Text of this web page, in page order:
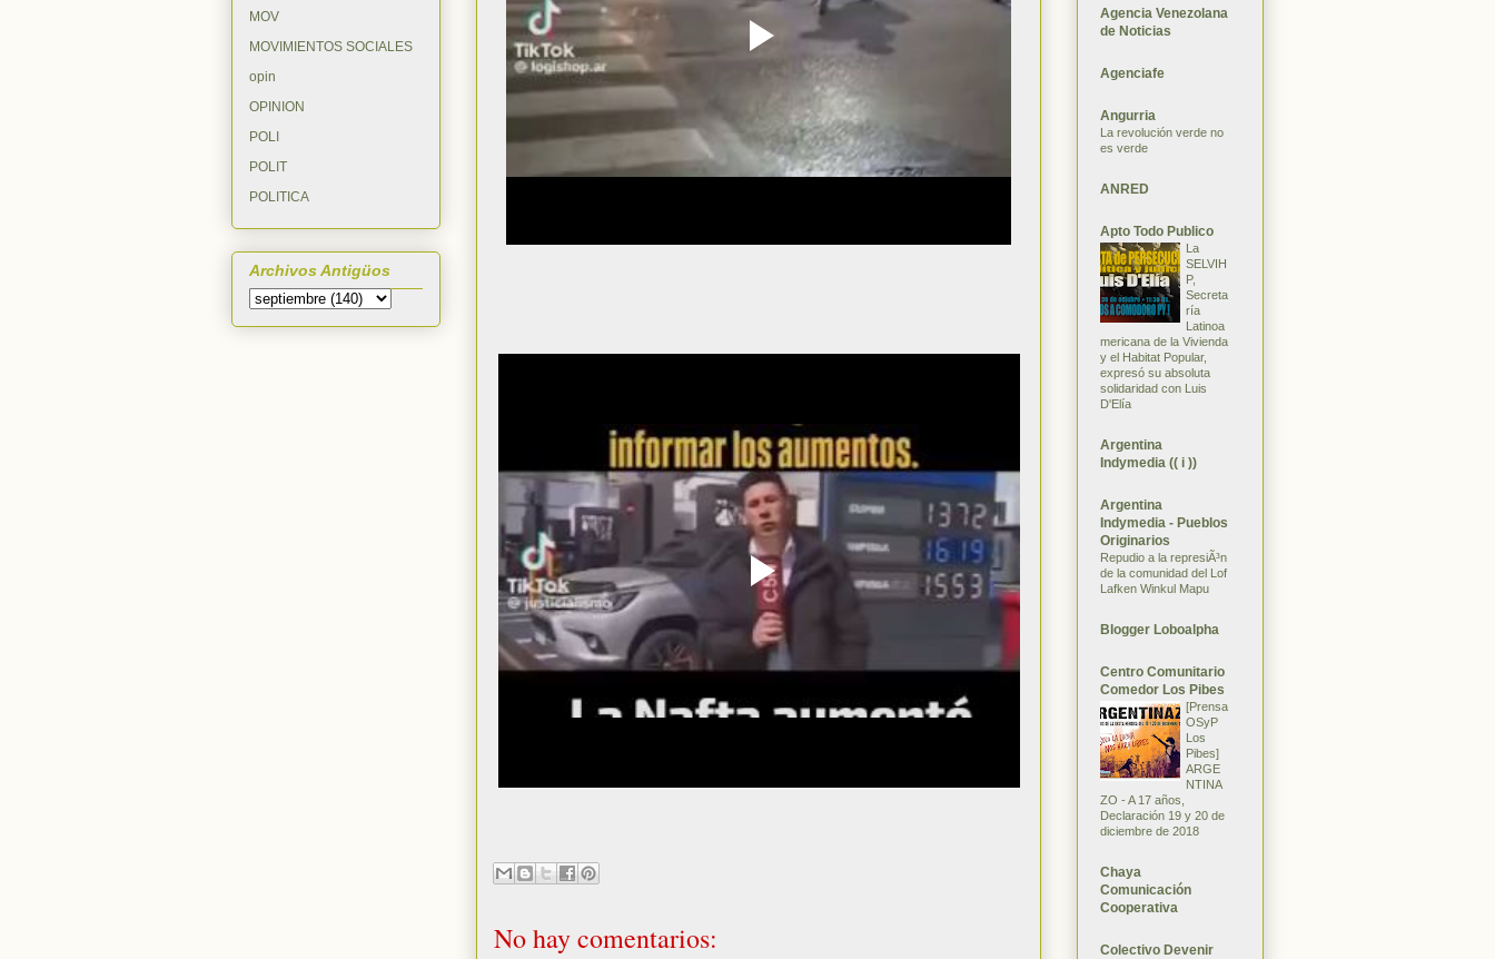
No hay comentarios:
MOV
MOVIMIENTOS SOCIALES
opin
OPINION
POLI
POLIT
POLITICA
Archivos Antigüos
Agencia Venezolana
de Noticias
Agenciafe
Angurria
La revolución verde no
es verde
ANRED
Apto Todo Publico
La
SELVIH
P,
Secreta
ría
Latinoa
mericana de la Vivienda
y el Habitat Popular,
expresó su absoluta
solidaridad con Luis
D'Elía
Argentina
Indymedia (( i ))
Argentina
Indymedia - Pueblos
Originarios
Repudio a la represiÃ³n
de la comunidad del Lof
Lafken Winkul Mapu
Blogger Loboalpha
Centro Comunitario
Comedor Los Pibes
[Prensa
OSyP
Los
Pibes]
ARGE
NTINA
ZO - A 17 años,
Declaración 19 y 20 de
diciembre de 2018
Chaya
Comunicación
Cooperativa
Colectivo Devenir